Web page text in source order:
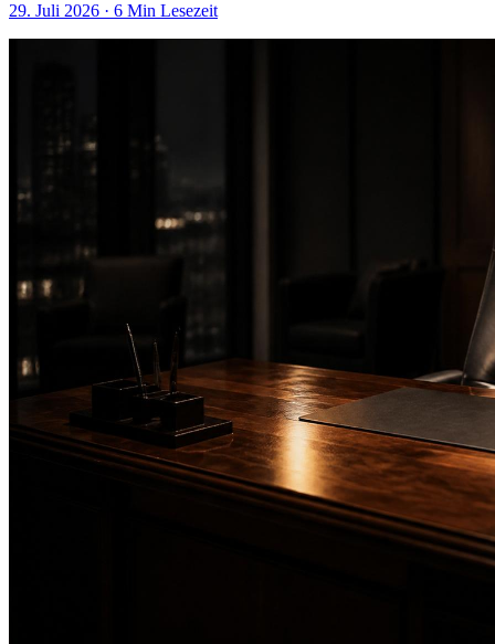
29. Juli 2026 · 6 Min Lesezeit